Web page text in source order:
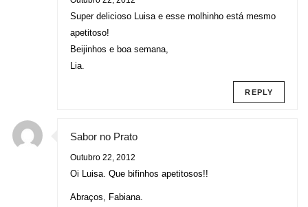
Super delicioso Luisa e esse molhinho está mesmo
apetitoso!
Beijinhos e boa semana,
Lia.
REPLY
Sabor no Prato
Outubro 22, 2012
Oi Luisa. Que bifinhos apetitosos!!
Abraços, Fabiana.